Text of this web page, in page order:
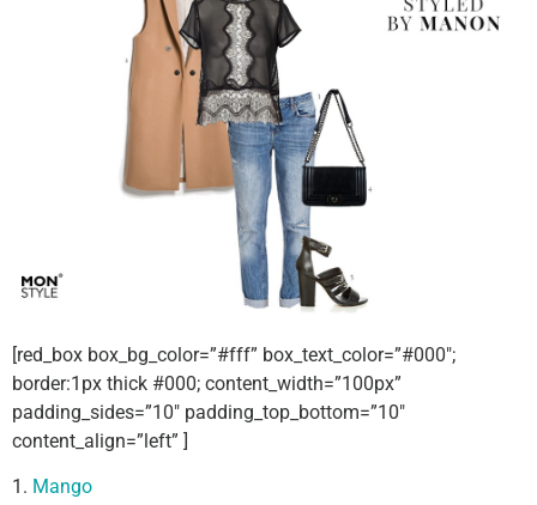
[red_box box_bg_color=”#fff” box_text_color=”#000″;
border:1px thick #000; content_width=”100px”
padding_sides=”10″ padding_top_bottom=”10″
content_align=”left” ]
1. Mango